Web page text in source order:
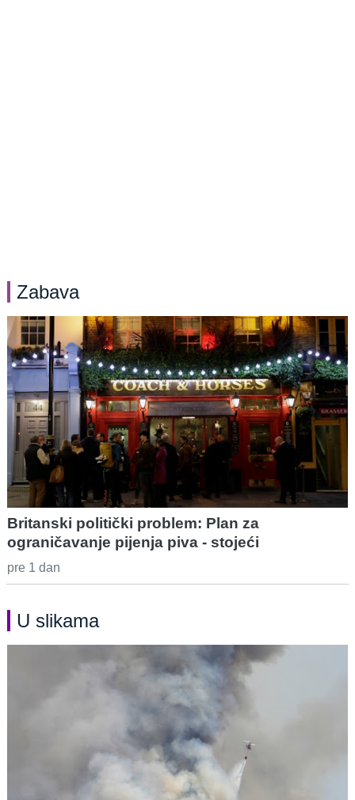
Zabava
Britanski politički problem: Plan za
ograničavanje pijenja piva - stojeći
pre 1 dan
U slikama